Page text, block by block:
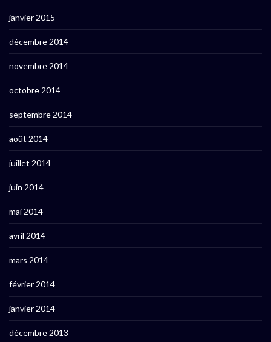
janvier 2015
décembre 2014
novembre 2014
octobre 2014
septembre 2014
août 2014
juillet 2014
juin 2014
mai 2014
avril 2014
mars 2014
février 2014
janvier 2014
décembre 2013